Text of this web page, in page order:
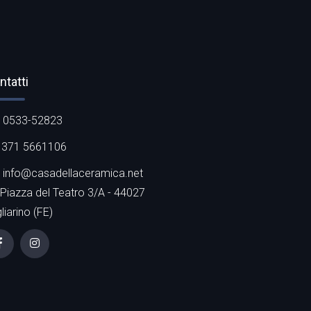
0533-52823
5661106
info@casadellaceramica.net
Piazza del Teatro 3/A - 44027
(FE)